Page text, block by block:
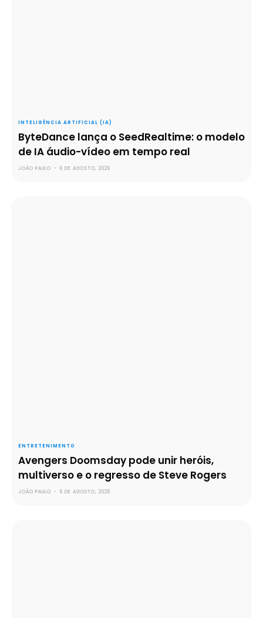
INTELIGÊNCIA ARTIFICIAL (IA)
ByteDance lança o SeedRealtime: o modelo
de IA áudio-vídeo em tempo real
JOÃO PAULO - 6 DE AGOSTO, 2026
ENTRETENIMENTO
Avengers Doomsday pode unir heróis,
multiverso e o regresso de Steve Rogers
JOÃO PAULO - 6 DE AGOSTO, 2026